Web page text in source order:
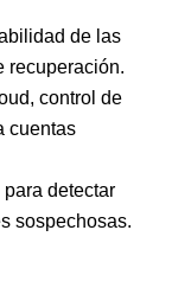
de las
recuperación.
control de
cuentas
detectar
sospechosas.